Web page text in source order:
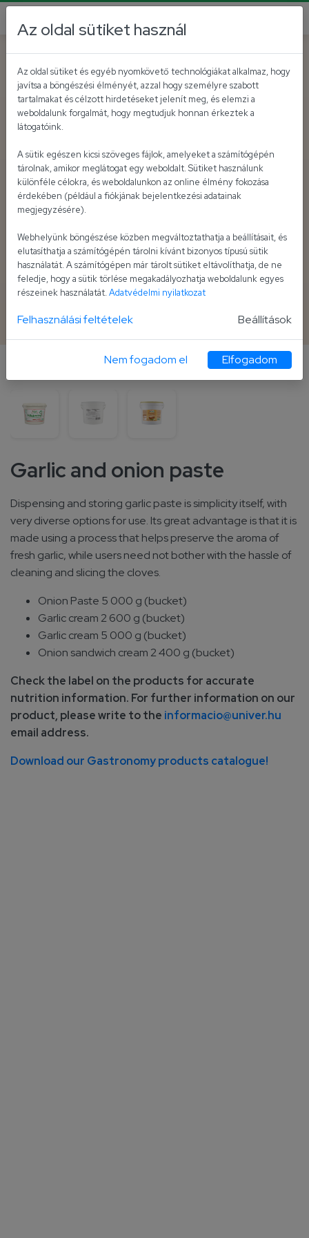
Garlic and onion paste
Dispensing and storing garlic paste is simplicity itself, with
very diverse options for use. Its great advantage is that it is
made using a process that helps preserve the aroma of
fresh garlic, while users need not bother with the hassle of
cleaning and slicing the cloves.
Onion Paste 5 000 g (bucket)
Garlic cream 2 600 g (bucket)
Garlic cream 5 000 g (bucket)
Onion sandwich cream 2 400 g (bucket)
Check the label on the products for accurate
nutrition information. For further information on our
product, please write to the informacio@univer.hu
email address.
Download our Gastronomy products catalogue!
Other Packaging Sizes
Az oldal sütiket használ
Az oldal sütiket és egyéb nyomkövető technológiákat alkalmaz, hogy
javítsa a böngészési élményét, azzal hogy személyre szabott
tartalmakat és célzott hirdetéseket jelenít meg, és elemzi a
weboldalunk forgalmát, hogy megtudjuk honnan érkeztek a
látogatóink.
A sütik egészen kicsi szöveges fájlok, amelyeket a számítógépén
tárolnak, amikor meglátogat egy weboldalt. Sütiket használunk
különféle célokra, és weboldalunkon az online élmény fokozása
érdekében (például a fiókjának bejelentkezési adatainak
megjegyzésére).
Webhelyünk böngészése közben megváltoztathatja a beállításait, és
elutasíthatja a számítógépén tárolni kívánt bizonyos típusú sütik
használatát. A számítógépen már tárolt sütiket eltávolíthatja, de ne
feledje, hogy a sütik törlése megakadályozhatja weboldalunk egyes
részeinek használatát. Adatvédelmi nyilatkozat
Felhasználási feltételek Beállítások
Nem fogadom el Elfogadom